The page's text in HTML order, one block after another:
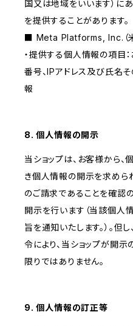
国又は地域をいいます）に
を提供することがあります。
■ Meta Platforms, Inc.（米
・提供する個人情報の項目
番号、IPアドレス及び氏名
報
8. 個人情報の開示
当ショップは、お客様から
き個人情報の開示を求めら
のご請求であることを確認
開示を行います（当該個人
旨を通知いたします。）。
令により、当ショップが開
限りではありません。
9. 個人情報の訂正等